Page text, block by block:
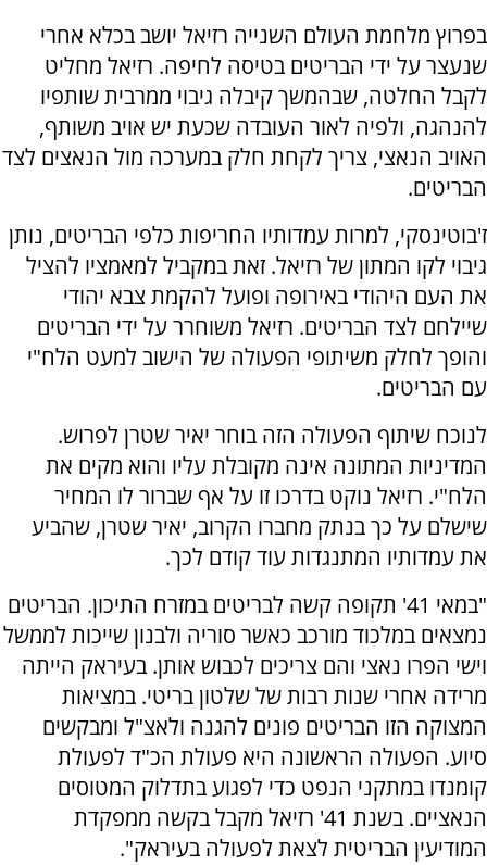
בפרוץ מלחמת העולם השנייה רזיאל יושב בכלא אחרי
שנעצר על ידי הבריטים בטיסה לחיפה. רזיאל מחליט
לקבל החלטה, שבהמשך קיבלה גיבוי ממרבית שותפיו
להנהגה, ולפיה לאור העובדה שכעת יש אויב משותף,
האויב הנאצי, צריך לקחת חלק במערכה מול הנאצים לצד
הבריטים.
ז'בוטינסקי, למרות עמדותיו החריפות כלפי הבריטים, נותן
גיבוי לקו המתון של רזיאל. זאת במקביל למאמציו להציל
את העם היהודי באירופה ופועל להקמת צבא יהודי
שיילחם לצד הבריטים. רזיאל משוחרר על ידי הבריטים
והופך לחלק משיתופי הפעולה של הישוב למעט הלח"י
עם הבריטים.
לנוכח שיתוף הפעולה הזה בוחר יאיר שטרן לפרוש.
המדיניות המתונה אינה מקובלת עליו והוא מקים את
הלח"י. רזיאל נוקט בדרכו זו על אף שברור לו המחיר
שישלם על כך בנתק מחברו הקרוב, יאיר שטרן, שהביע
את עמדותיו המתנגדות עוד קודם לכך.
"במאי 41' תקופה קשה לבריטים במזרח התיכון. הבריטים
נמצאים במלכוד מורכב כאשר סוריה ולבנון שייכות לממשל
וישי הפרו נאצי והם צריכים לכבוש אותן. בעיראק הייתה
מרידה אחרי שנות רבות של שלטון בריטי. במציאות
המצוקה הזו הבריטים פונים להגנה ולאצ"ל ומבקשים
סיוע. הפעולה הראשונה היא פעולת הכ"ד לפעולת
קומנדו במתקני הנפט כדי לפגוע בתדלוק המטוסים
הנאציים. בשנת 41' רזיאל מקבל בקשה ממפקדת
המודיעין הבריטית לצאת לפעולה בעיראק".